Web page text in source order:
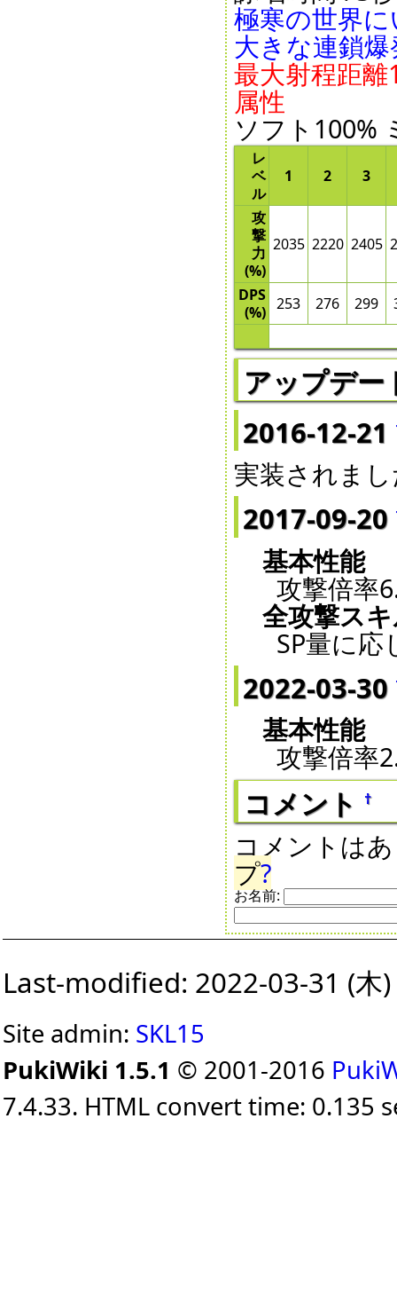
極寒の世界
大きな連鎖
最大射程距
属性
ソフト100%
レ
ベ
ル
1 2 3
攻
撃
力
(%)
2035 2220 2405
DPS
(%) 253 276 299
アップデ
2016-12-21
実装されま
2017-09-20
基本性能
攻撃倍率
全攻撃ス
SP量に
2022-03-30
基本性能
攻撃倍率
コメント †
コメントは
プ?
お名前:
Last-modified: 2022-03-31 (木
Site admin: SKL15
PukiWiki 1.5.1 © 2001-2016
7.4.33. HTML convert time: 0.135